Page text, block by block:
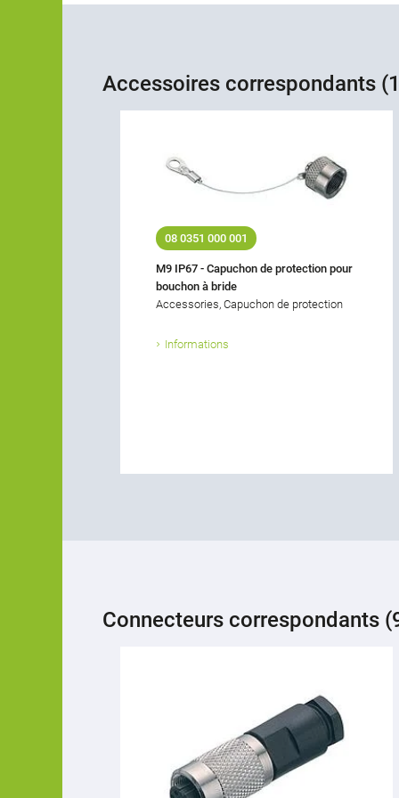
Accessoires correspondants
08 0351 000 001
M9 IP67 - Capuchon de protection pour
bouchon à bride
Accessories, Capuchon de protection
Informations
Connecteurs correspondants